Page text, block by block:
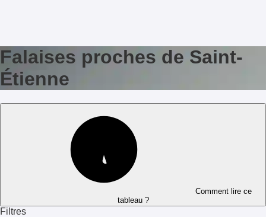
Falaises proches de Saint-
Étienne
Comment lire ce
tableau ?
Filtres